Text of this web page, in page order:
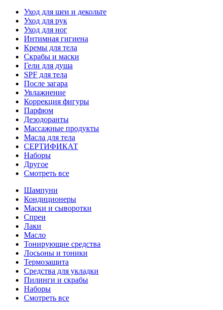
Уход для шеи и декольте
Уход для рук
Уход для ног
Интимная гигиена
Кремы для тела
Скрабы и маски
Гели для душа
SPF для тела
После загара
Увлажнение
Коррекция фигуры
Парфюм
Дезодоранты
Массажные продукты
Масла для тела
СЕРТИФИКАТ
Наборы
Другое
Смотреть все
Шампуни
Кондиционеры
Маски и сыворотки
Спреи
Лаки
Масло
Тонирующие средства
Лосьоны и тоники
Термозащита
Средства для укладки
Пилинги и скрабы
Наборы
Смотреть все